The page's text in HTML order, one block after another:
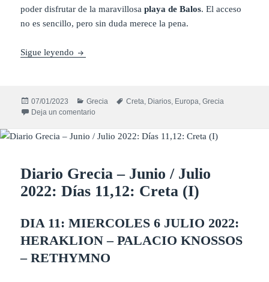
poder disfrutar de la maravillosaplaya de Balos. El acceso
no es sencillo, pero sin duda merece la pena.
Sigue leyendo Diario Grecia – Junio / Julio 2022: Días 13,14,15:
Publicado
el
07/01/2023 Categorías
Grecia Etiquetas
Creta, Diarios, Europa,Grecia
Deja un comentario
Diario Grecia – Junio / Julio
2022: Días 11,12: Creta (I)
DIA 11: MIERCOLES 6 JULIO 2022:
HERAKLION – PALACIO KNOSSOS
– RETHYMNO